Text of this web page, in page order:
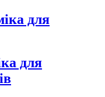
для
для